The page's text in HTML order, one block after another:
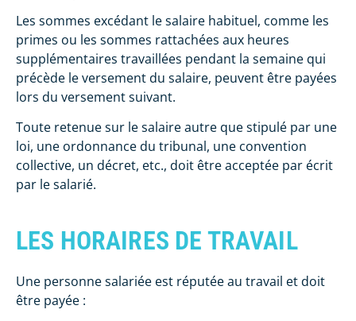
Les sommes excédant le salaire habituel, comme les
primes ou les sommes rattachées aux heures
supplémentaires travaillées pendant la semaine qui
précède le versement du salaire, peuvent être payées
lors du versement suivant.
Toute retenue sur le salaire autre que stipulé par une
loi, une ordonnance du tribunal, une convention
collective, un décret, etc., doit être acceptée par écrit
par le salarié.
LES HORAIRES DE TRAVAIL
Une personne salariée est réputée au travail et doit
être payée :